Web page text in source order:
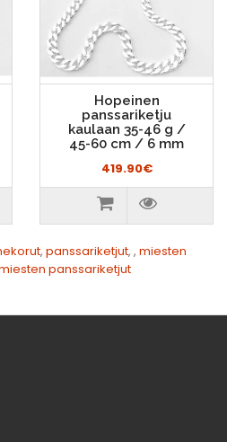
Hopeinen
panssariketju
kaulaan 35-46 g /
45-60 cm / 6 mm
419.90€
, panssariketjut, , miesten
panssariketjut